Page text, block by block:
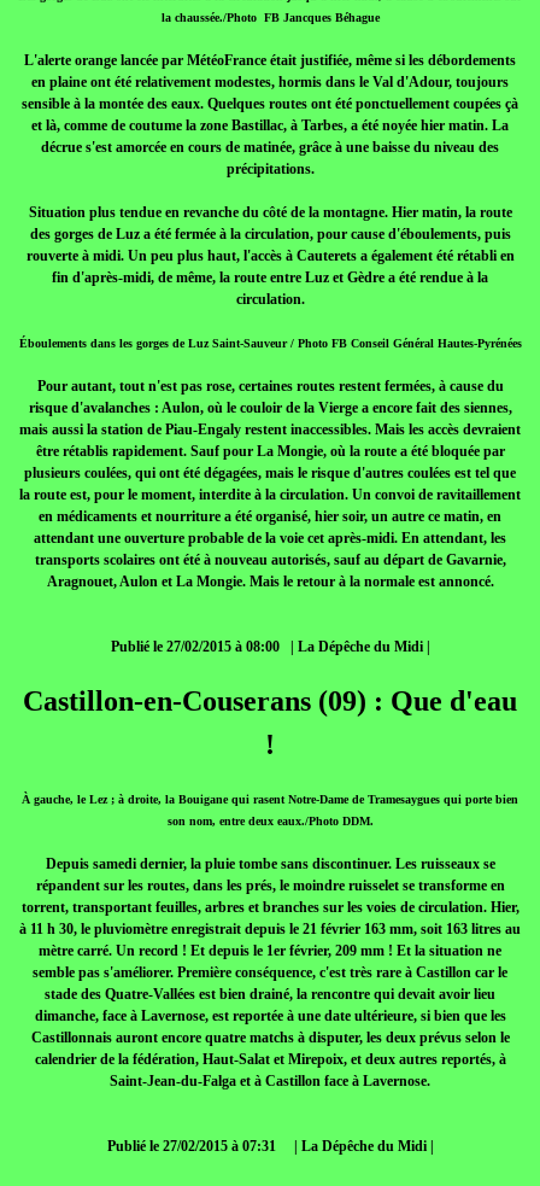
la chaussée./Photo FB Jancques Béhague
L'alerte orange lancée par MétéoFrance était justifiée, même si les débordements
en plaine ont été relativement modestes, hormis dans le Val d'Adour, toujours
sensible à la montée des eaux. Quelques routes ont été ponctuellement coupées çà
et là, comme de coutume la zone Bastillac, à Tarbes, a été noyée hier matin. La
décrue s'est amorcée en cours de matinée, grâce à une baisse du niveau des
précipitations.
Situation plus tendue en revanche du côté de la montagne. Hier matin, la route
des gorges de Luz a été fermée à la circulation, pour cause d'éboulements, puis
rouverte à midi. Un peu plus haut, l'accès à Cauterets a également été rétabli en
fin d'après-midi, de même, la route entre Luz et Gèdre a été rendue à la
circulation.
Éboulements dans les gorges de Luz Saint-Sauveur / Photo FB Conseil Général Hautes-Pyrénées
Pour autant, tout n'est pas rose, certaines routes restent fermées, à cause du
risque d'avalanches : Aulon, où le couloir de la Vierge a encore fait des siennes,
mais aussi la station de Piau-Engaly restent inaccessibles. Mais les accès devraient
être rétablis rapidement. Sauf pour La Mongie, où la route a été bloquée par
plusieurs coulées, qui ont été dégagées, mais le risque d'autres coulées est tel que
la route est, pour le moment, interdite à la circulation. Un convoi de ravitaillement
en médicaments et nourriture a été organisé, hier soir, un autre ce matin, en
attendant une ouverture probable de la voie cet après-midi. En attendant, les
transports scolaires ont été à nouveau autorisés, sauf au départ de Gavarnie,
Aragnouet, Aulon et La Mongie. Mais le retour à la normale est annoncé.
Publié le 27/02/2015 à 08:00 | La Dépêche du Midi |
Castillon-en-Couserans (09) : Que d'eau
!
À gauche, le Lez ; à droite, la Bouigane qui rasent Notre-Dame de Tramesaygues qui porte bien
son nom, entre deux eaux./Photo DDM.
Depuis samedi dernier, la pluie tombe sans discontinuer. Les ruisseaux se
répandent sur les routes, dans les prés, le moindre ruisselet se transforme en
torrent, transportant feuilles, arbres et branches sur les voies de circulation. Hier,
à 11 h 30, le pluviomètre enregistrait depuis le 21 février 163 mm, soit 163 litres au
mètre carré. Un record ! Et depuis le 1er février, 209 mm ! Et la situation ne
semble pas s'améliorer. Première conséquence, c'est très rare à Castillon car le
stade des Quatre-Vallées est bien drainé, la rencontre qui devait avoir lieu
dimanche, face à Lavernose, est reportée à une date ultérieure, si bien que les
Castillonnais auront encore quatre matchs à disputer, les deux prévus selon le
calendrier de la fédération, Haut-Salat et Mirepoix, et deux autres reportés, à
Saint-Jean-du-Falga et à Castillon face à Lavernose.
Publié le 27/02/2015 à 07:31 | La Dépêche du Midi |